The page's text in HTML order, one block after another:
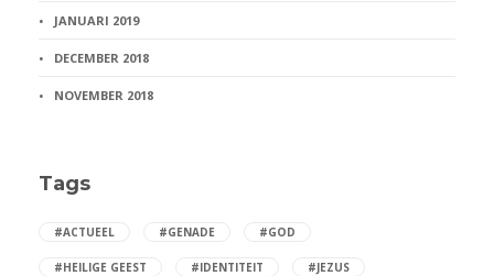
JANUARI 2019
DECEMBER 2018
NOVEMBER 2018
Tags
#ACTUEEL #GENADE #GOD
#HEILIGE GEEST #IDENTITEIT #JEZUS